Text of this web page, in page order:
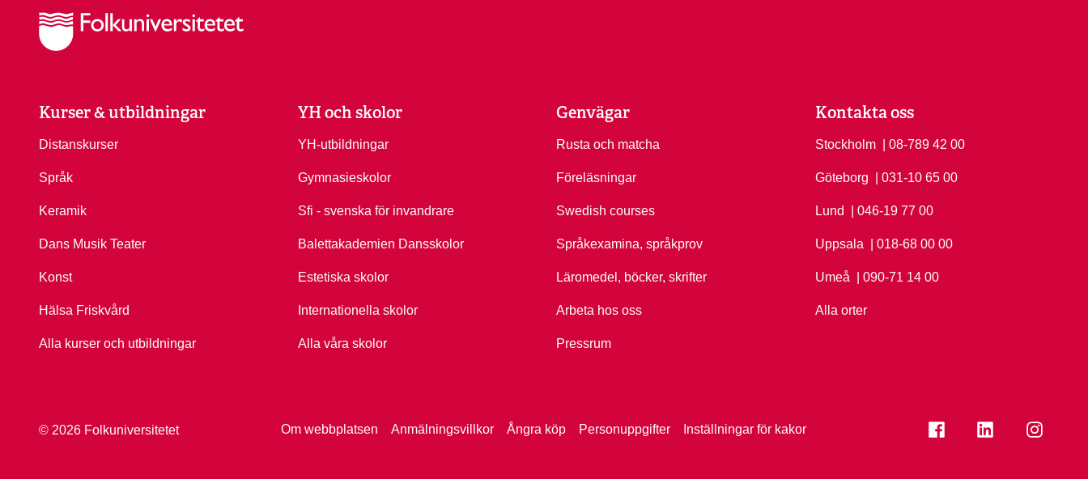
Kurser & utbildningar
Distanskurser
Språk
Keramik
Dans Musik Teater
Konst
Hälsa Friskvård
Alla kurser och utbildningar
YH och skolor
YH-utbildningar
Gymnasieskolor
Sfi - svenska för invandrare
Balettakademien Dansskolor
Estetiska skolor
Internationella skolor
Alla våra skolor
Genvägar
Rusta och matcha
Föreläsningar
Swedish courses
Språkexamina, språkprov
Läromedel, böcker, skrifter
Arbeta hos oss
Pressrum
Kontakta oss
Stockholm Ring Stockholm på
| 08-789 42 00
Göteborg Ring Göteborg på
| 031-10 65 00
Lund Ring Lund på
| 046-19 77 00
Uppsala Ring Uppsala på
| 018-68 00 00
Umeå Ring Umeå på
| 090-71 14 00
Alla orter
© 2026 Folkuniversitetet Om webbplatsen Anmälningsvillkor Ångra köp Personuppgifter Inställningar för kakor Se folkuniversitetet på
Se